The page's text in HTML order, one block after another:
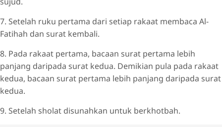
7. Setelah ruku pertama dari setiap rakaat membaca Al-
Fatihah dan surat kembali.
8. Pada rakaat pertama, bacaan surat pertama lebih
panjang daripada surat kedua. Demikian pula pada rakaat
kedua, bacaan surat pertama lebih panjang daripada surat
kedua.
9. Setelah sholat disunahkan untuk berkhotbah.